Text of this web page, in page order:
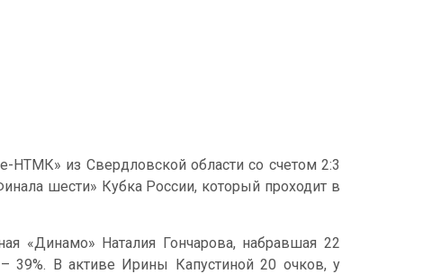
НТМК» из Свердловской области со счетом 2:3
шести» Кубка России, который проходит в
«Динамо» Наталия Гончарова, набравшая 22
39%. В активе Ирины Капустиной 20 очков, у